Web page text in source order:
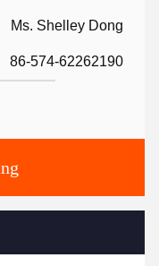
Ms. Shelley Dong
86-574-62262190